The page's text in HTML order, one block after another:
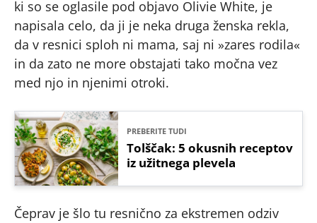
ki so se oglasile pod objavo Olivie White, je
napisala celo, da ji je neka druga ženska rekla,
da v resnici sploh ni mama, saj ni »zares rodila«
in da zato ne more obstajati tako močna vez
med njo in njenimi otroki.
PREBERITE TUDI
Tolščak: 5 okusnih receptov
iz užitnega plevela
Čeprav je šlo tu resnično za ekstremen odziv